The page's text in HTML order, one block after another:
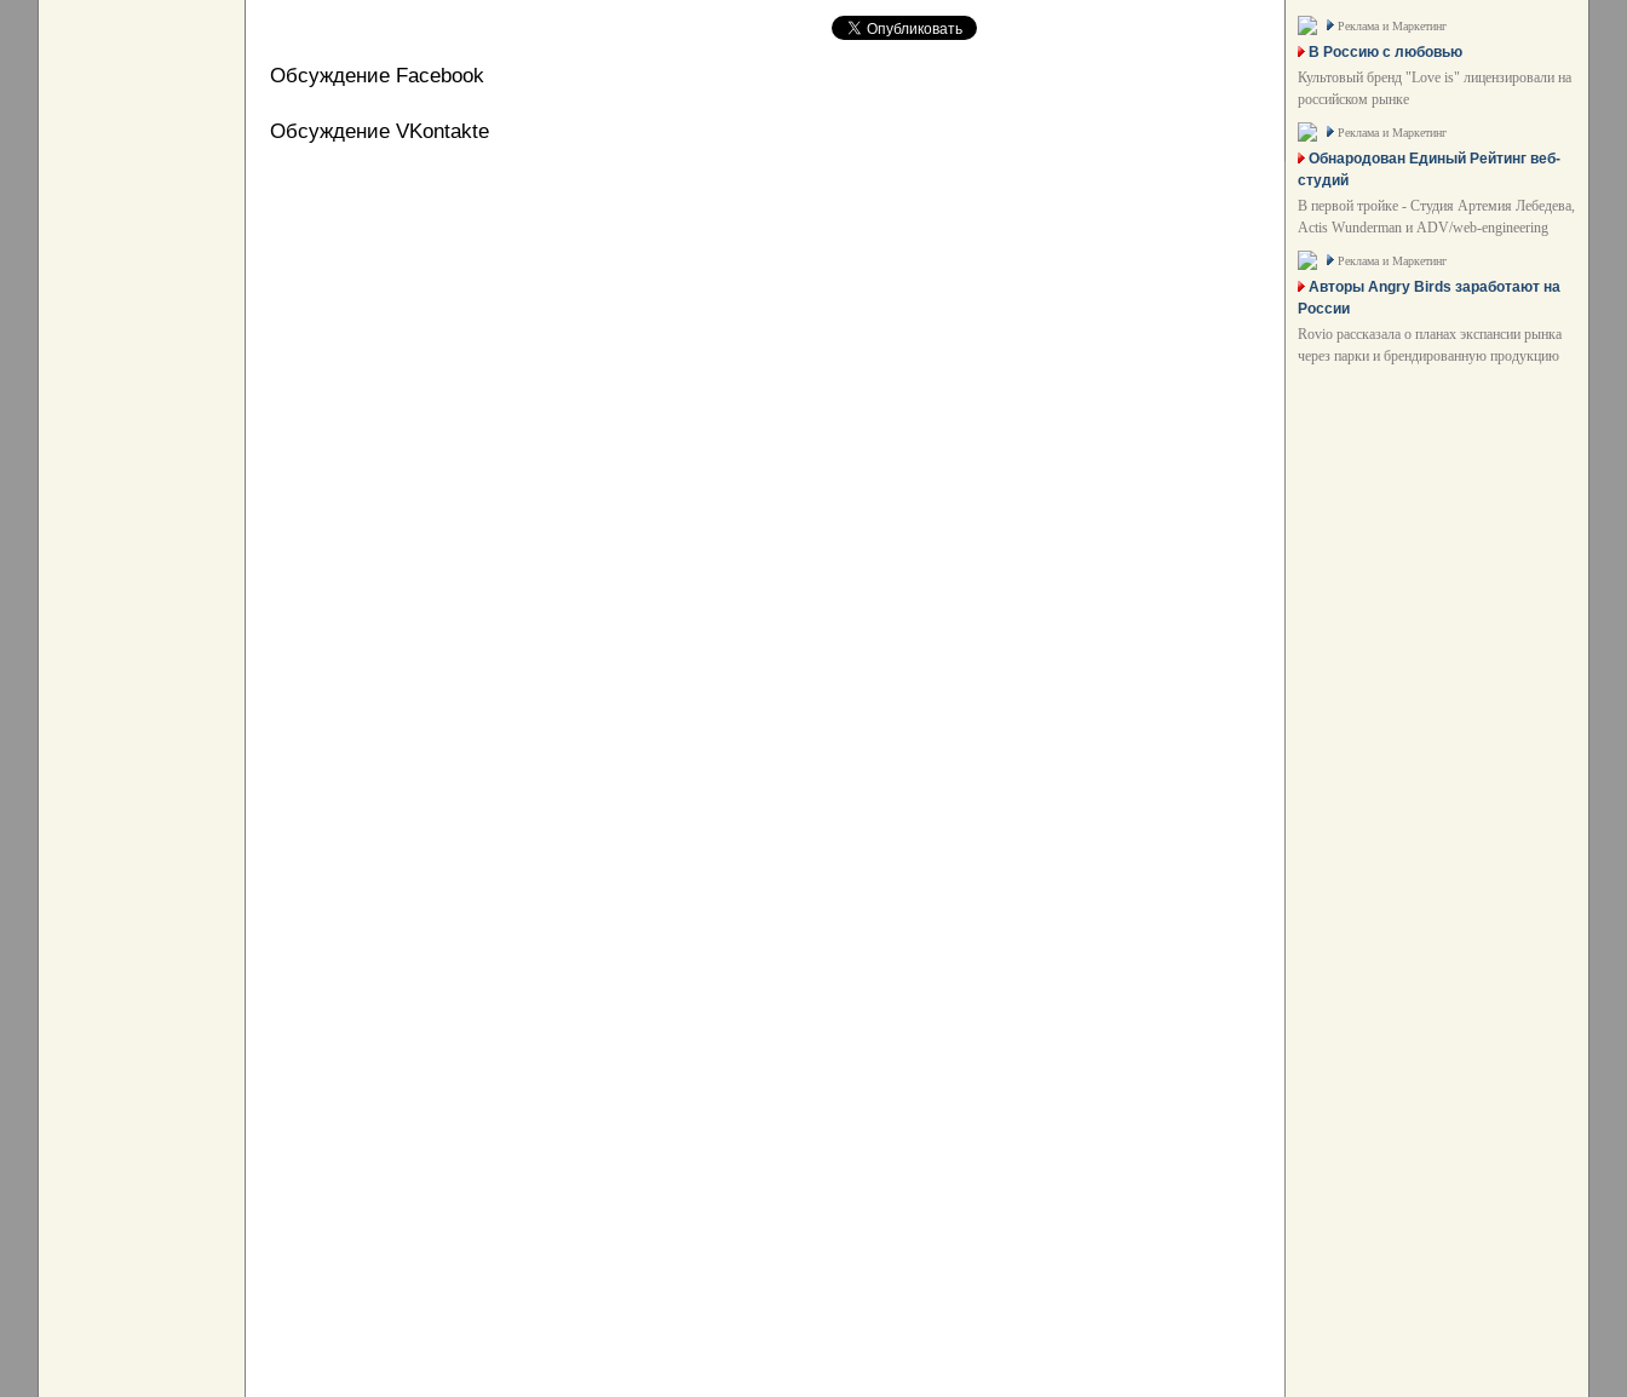
Обсуждение Facebook
Обсуждение VKontakte
Реклама и Маркетинг
В Россию с любовью
Культовый бренд "Love is" лицензировали на
российском рынке
Реклама и Маркетинг
Обнародован Единый Рейтинг веб-
студий
В первой тройке - Студия Артемия Лебедева,
Actis Wunderman и ADV/web-engineering
Реклама и Маркетинг
Авторы Angry Birds заработают на
России
Rovio рассказала о планах экспансии рынка
через парки и брендированную продукцию